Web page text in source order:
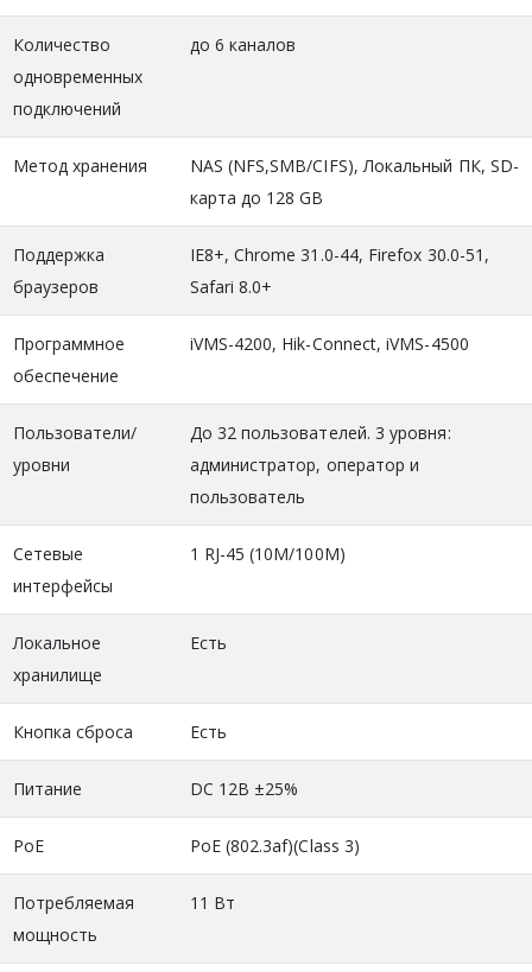
Количество
одновременных
подключений
до 6 каналов
Метод хранения
NAS (NFS,SMB/CIFS), Локальный ПК, SD-
карта до 128 GB
Поддержка
браузеров
IE8+, Chrome 31.0-44, Firefox 30.0-51,
Safari 8.0+
Программное
обеспечение
iVMS-4200, Hik-Connect, iVMS-4500
Пользователи/
уровни
До 32 пользователей. 3 уровня:
администратор, оператор и
пользователь
Сетевые
интерфейсы
1 RJ-45 (10М/100М)
Локальное
хранилище
Есть
Кнопка сброса Есть
Питание DC 12В ±25%
PoE PoE (802.3af)(Class 3)
Потребляемая
мощность
11 Вт